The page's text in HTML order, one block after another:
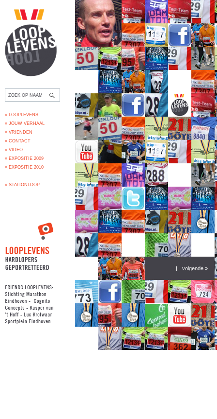
» LOOPLEVENS
» JOUW VERHAAL
» VRIENDEN
» CONTACT
» VIDEO
» EXPOSITIE 2009
» EXPOSITIE 2010
» STATIONLOOP
| volgende »